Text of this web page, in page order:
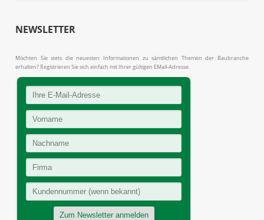
NEWSLETTER
Möchten Sie stets die neuesten Informationen zu sämtlichen Themen der Baubranche
erhalten? Registrieren Sie sich einfach mit Ihrer gültigen EMail-Adresse.